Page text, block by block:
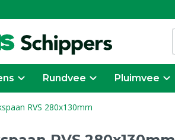
Rundvee Pluimvee
RVS 280x130mm